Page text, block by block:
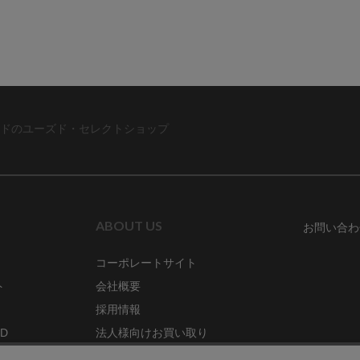
のユーズド・セレクトショップ
ABOUT US
コーポレートサイト
会社概要
採用情報
法人様向けお買い取り
お問い合